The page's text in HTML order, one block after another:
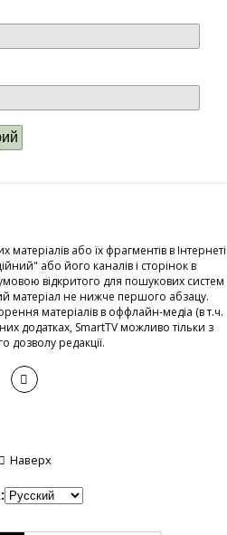
матеріалів або їх фрагментів в Інтернеті
або його каналів і сторінок в
відкритого для пошукових систем
матеріал не нижче першого абзацу.
матеріалів в оффлайн-медіа (в т.ч.
додатках, SmartTV можливо тільки з
дозволу редакції.
Наверх